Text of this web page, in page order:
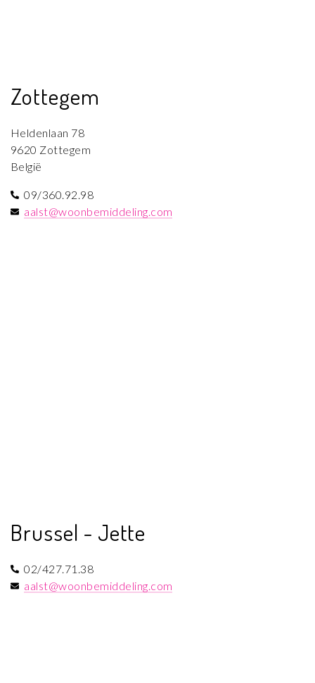
Zottegem
Heldenlaan 78
9620 Zottegem
België
09/360.92.98
aalst@woonbemiddeling.com
Brussel - Jette
02/427.71.38
aalst@woonbemiddeling.com